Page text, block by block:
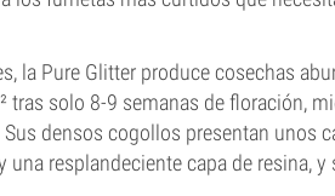
la Pure Glitter produce cosechas
tras solo 8-9 semanas de floración,
densos cogollos presentan unos
resplandeciente capa de resina, y